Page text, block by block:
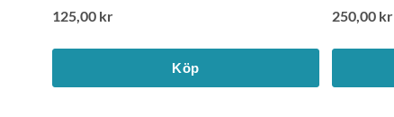
125,00 kr
Köp
250,00 kr